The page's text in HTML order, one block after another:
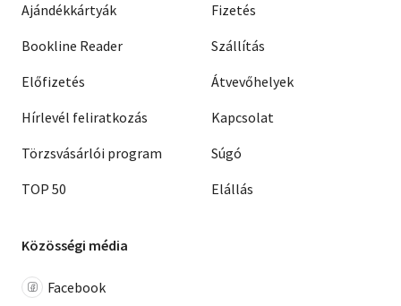
Ajándékkártyák
Bookline Reader
Előfizetés
Hírlevél feliratkozás
Törzsvásárlói program
TOP 50
Fizetés
Szállítás
Átvevőhelyek
Kapcsolat
Súgó
Elállás
Közösségi média
Facebook